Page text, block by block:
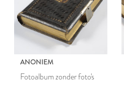
ANONIEM
Fotoalbum zonder foto's